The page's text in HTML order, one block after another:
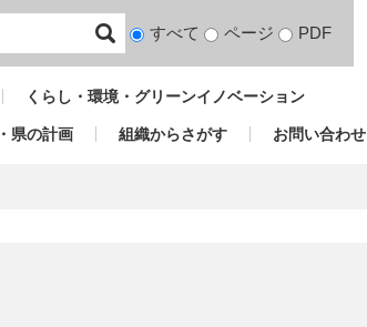
検
対
すべて ページ PDF
くらし・環境・グリーンイノベーション
県の計画 組織からさがす お問い合わせ